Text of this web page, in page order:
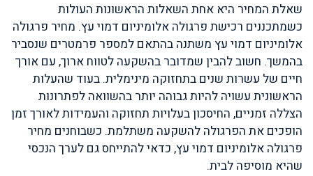
שאלת המחיר היא אחת השאלות הראשונות העולות
כשמתכננים רכישת פרגולה אלומיניום דמוי עץ. מחיר פרגולה
אלומיניום דמוי עץ משתנה בהתאם למספר פרמטרים שנסביר
בהמשך. חשוב להבין שמדובר בהשקעה לטווח ארוך, עם אורך
חיים של עשרות שנים בתחזוקה מינימלית. בעוד שהעלות
הראשונית עשויה להיות גבוהה יותר בהשוואה לפתרונות
הצללה זמניים, החיסכון בעלויות תחזוקה והעמידות לאורך זמן
הופכים את הפרגולה להשקעה משתלמת. כשבוחנים מחיר
פרגולה אלומיניום דמוי עץ, כדאי להתייחס גם לערך הנכסי
שהיא מוסיפה לבית.